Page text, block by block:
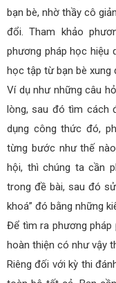
bạn bè, nhờ thầy cô
đổi. Tham khảo
phương pháp học hiệu
học tập từ bạn bè xung
Ví dụ như những câu
lòng, sau đó tìm cách
dụng công thức đó,
từng bước như thế
hội, thì chúng ta cần
trong đề bài, sau đó
khoá” đó bằng những
Để tìm ra phương pháp
hoàn thiện có như vậy
Riêng đối với kỳ thi